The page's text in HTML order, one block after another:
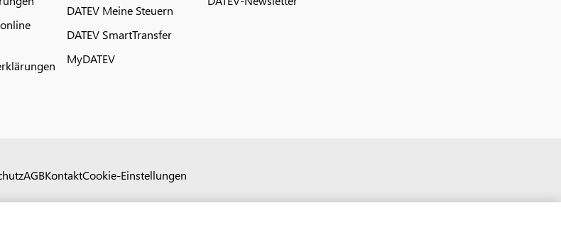
DATEV Meine Steuern
DATEV SmartTransfer
MyDATEV
AGBKontaktCookie-Einstellungen